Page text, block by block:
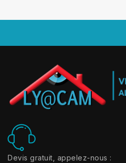
Devis gratuit, appelez-nous :